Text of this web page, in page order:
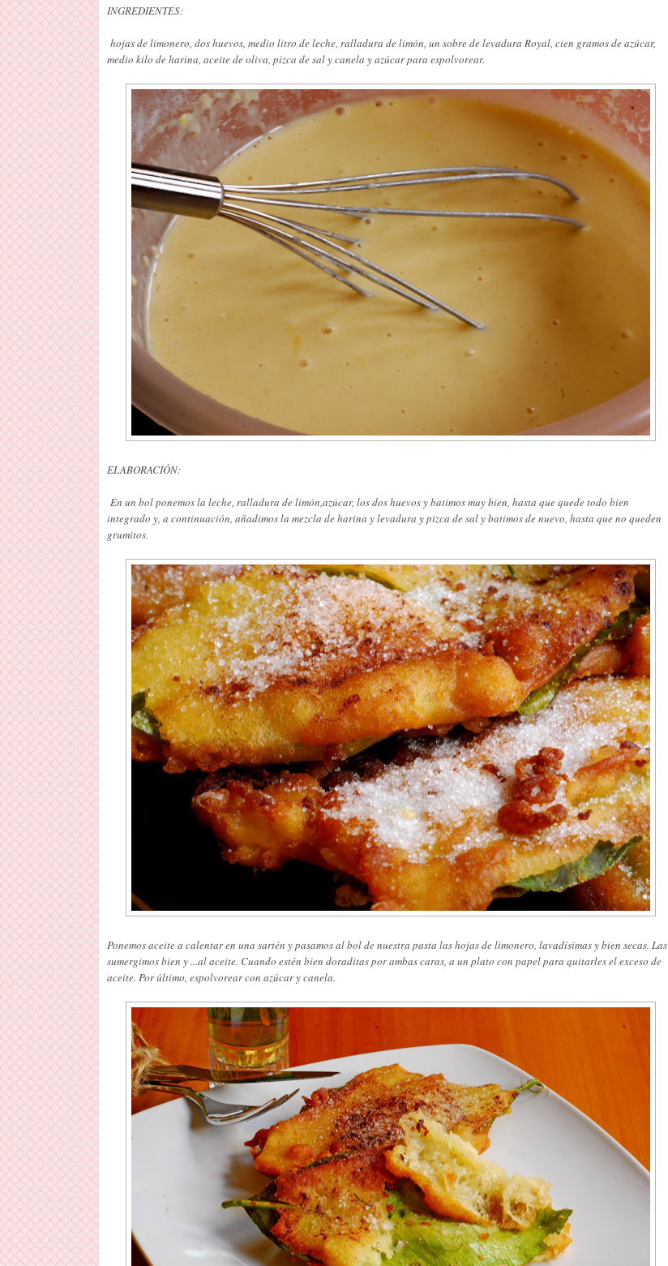
INGREDIENTES:
hojas de limonero, dos huevos, medio litro de leche, ralladura de limón, un sobre de levadura Royal, cien gramos de azúcar,
medio kilo de harina, aceite de oliva, pizca de sal y canela y azúcar para espolvorear.
ELABORACIÓN:
En un bol ponemos la leche, ralladura de limón,azúcar, los dos huevos y batimos muy bien, hasta que quede todo bien
integrado y, a continuación, añadimos la mezcla de harina y levadura y pizca de sal y batimos de nuevo, hasta que no queden
grumitos.
Ponemos aceite a calentar en una sartén y pasamos al bol de nuestra pasta las hojas de limonero, lavadísimas y bien secas. Las
sumergimos bien y ...al aceite. Cuando estén bien doraditas por ambas caras, a un plato con papel para quitarles el exceso de
aceite. Por último, espolvorear con azúcar y canela.